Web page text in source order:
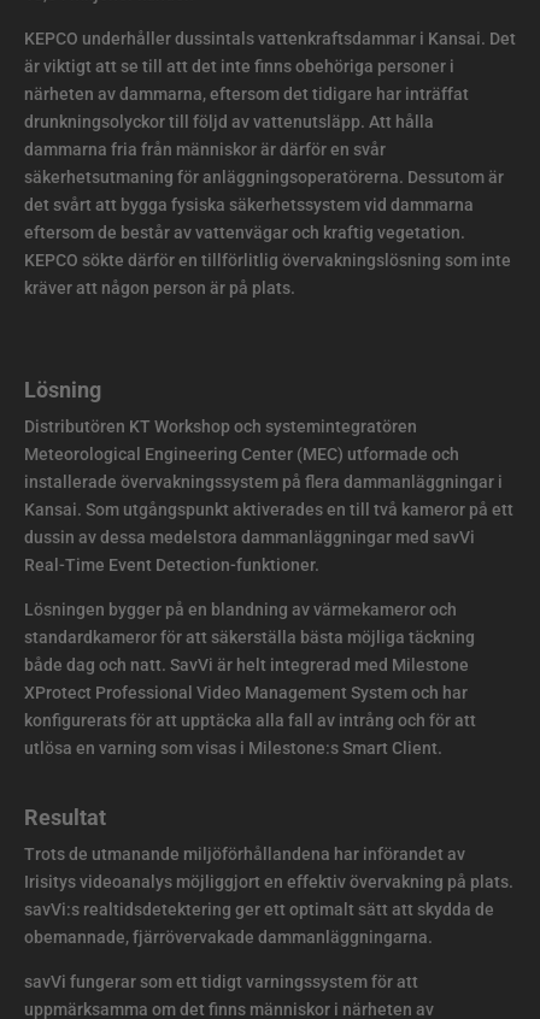
KEPCO underhåller dussintals vattenkraftsdammar i Kansai. Det
är viktigt att se till att det inte finns obehöriga personer i
närheten av dammarna, eftersom det tidigare har inträffat
drunkningsolyckor till följd av vattenutsläpp. Att hålla
dammarna fria från människor är därför en svår
säkerhetsutmaning för anläggningsoperatörerna. Dessutom är
det svårt att bygga fysiska säkerhetssystem vid dammarna
eftersom de består av vattenvägar och kraftig vegetation.
KEPCO sökte därför en tillförlitlig övervakningslösning som inte
kräver att någon person är på plats.
Lösning
Distributören KT Workshop och systemintegratören
Meteorological Engineering Center (MEC) utformade och
installerade övervakningssystem på flera dammanläggningar i
Kansai. Som utgångspunkt aktiverades en till två kameror på ett
dussin av dessa medelstora dammanläggningar med savVi
Real-Time Event Detection-funktioner.
Lösningen bygger på en blandning av värmekameror och
standardkameror för att säkerställa bästa möjliga täckning
både dag och natt. SavVi är helt integrerad med Milestone
XProtect Professional Video Management System och har
konfigurerats för att upptäcka alla fall av intrång och för att
utlösa en varning som visas i Milestone:s Smart Client.
Resultat
Trots de utmanande miljöförhållandena har införandet av
Irisitys videoanalys möjliggjort en effektiv övervakning på plats.
savVi:s realtidsdetektering ger ett optimalt sätt att skydda de
obemannade, fjärrövervakade dammanläggningarna.
savVi fungerar som ett tidigt varningssystem för att
uppmärksamma om det finns människor i närheten av